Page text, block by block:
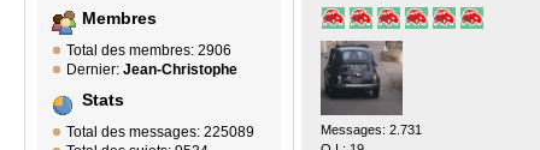
Membres
Total des membres: 2906
Dernier: Jean-Christophe
Stats
Total des messages: 225089
Messages: 2.731